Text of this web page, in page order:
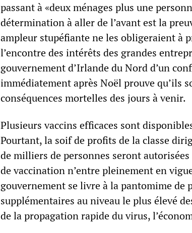
passant à «deux ménages plus une
détermination à aller de l’avant est la
ampleur stupéfiante ne les obligeraient à
l’encontre des intérêts des grandes
gouvernement d’Irlande du Nord d’un
immédiatement après Noël prouve qu’ils
conséquences mortelles des jours à venir.
Plusieurs vaccins efficaces sont
Pourtant, la soif de profits de la classe
de milliers de personnes seront
de vaccination n’entre pleinement en
gouvernement se livre à la pantomime de
supplémentaires au niveau le plus élevé
de la propagation rapide du virus,